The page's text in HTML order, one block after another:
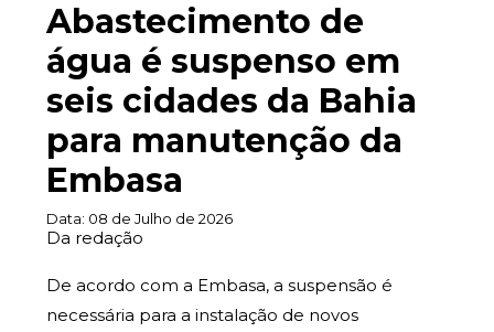
Abastecimento de
água é suspenso em
seis cidades da Bahia
para manutenção da
Embasa
Data: 08 de Julho de 2026
Da redação
De acordo com a Embasa, a suspensão é
necessária para a instalação de novos